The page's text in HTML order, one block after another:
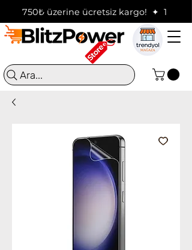
750₺ üzerine ücretsiz kargo!  ✦
Ara...